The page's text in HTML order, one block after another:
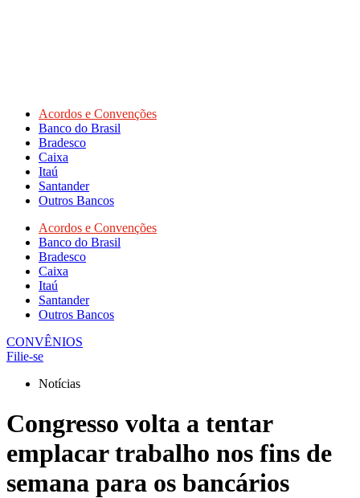
Acordos e Convenções
Banco do Brasil
Bradesco
Caixa
Itaú
Santander
Outros Bancos
Acordos e Convenções
Banco do Brasil
Bradesco
Caixa
Itaú
Santander
Outros Bancos
CONVÊNIOS
Filie-se
Notícias
Congresso volta a tentar
emplacar trabalho nos fins de
semana para os bancários